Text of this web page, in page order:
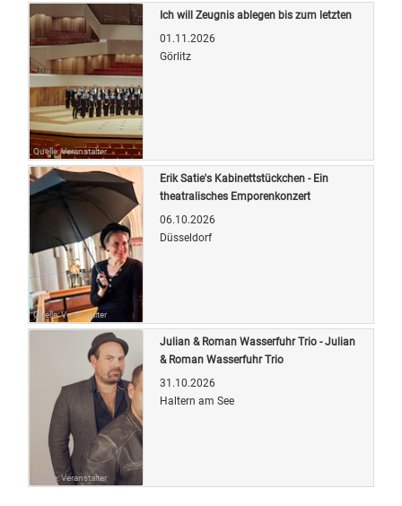
Quelle: Veranstalter
Ich will Zeugnis ablegen bis zum letzten
01.11.2026
Görlitz
Quelle: Veranstalter
Erik Satie's Kabinettstückchen - Ein
theatralisches Emporenkonzert
06.10.2026
Düsseldorf
Quelle: Veranstalter
Julian & Roman Wasserfuhr Trio - Julian
& Roman Wasserfuhr Trio
31.10.2026
Haltern am See